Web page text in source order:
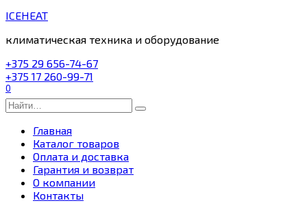
ICEHEAT
климатическая техника и оборудование
+375 29 656-74-67
+375 17 260-99-71
0
Search
for:
Главная
Каталог товаров
Оплата и доставка
Гарантия и возврат
О компании
Контакты